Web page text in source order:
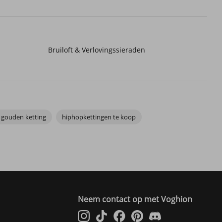
Bruiloft & Verlovingssieraden
ketting
hiphopkettingen te koop
Neem contact op met Voghion